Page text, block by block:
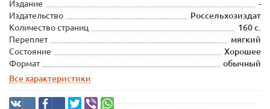
Издание
-
Издательство
Россельхозиздат
Количество страниц
160 с.
Переплет
мягкий
Состояние
Хорошее
Формат
обычный
Все характеристики